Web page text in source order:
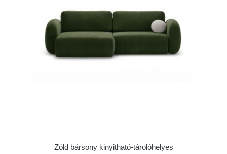
Zöld bársony kinyitható-tárolóhelyes